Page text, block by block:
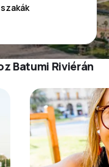
Batumi Riviérán